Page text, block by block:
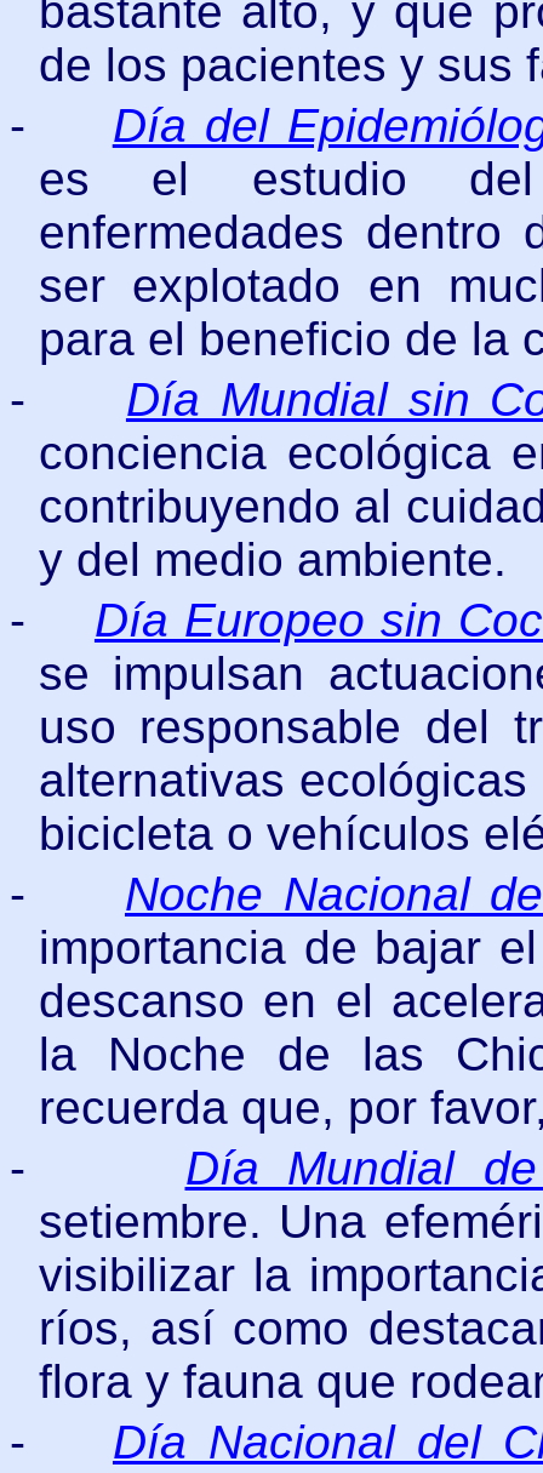
bastante alto, y que
de los pacientes y sus
-
Día del
es el estudio del
enfermedades dentro
ser explotado en
para el beneficio de la
-
Día Mundial sin
conciencia ecológica
contribuyendo al
y del medio ambiente.
-
Día Europeo sin
se impulsan
uso responsable del
alternativas
bicicleta o vehículos
-
Noche Nacional
importancia de bajar
descanso en el
la Noche de las
recuerda que, por
-
Día Mundial
setiembre. Una
visibilizar la
ríos, así como
flora y fauna que
- Día Nacional del